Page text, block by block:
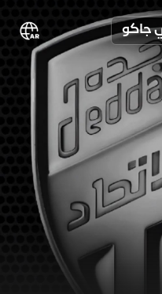
جاكو